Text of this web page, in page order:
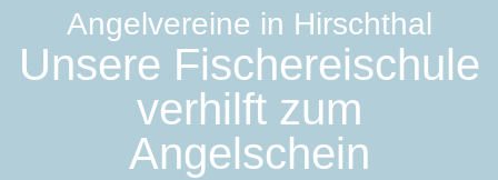
Angelvereine in Hirschthal
Unsere Fischereischule
verhilft zum
Angelschein